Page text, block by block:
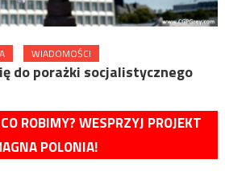
WIADOMOŚCI
do porażki socjalistycznego
ROBIMY? WESPRZYJ PROJEKT
POLONIA!